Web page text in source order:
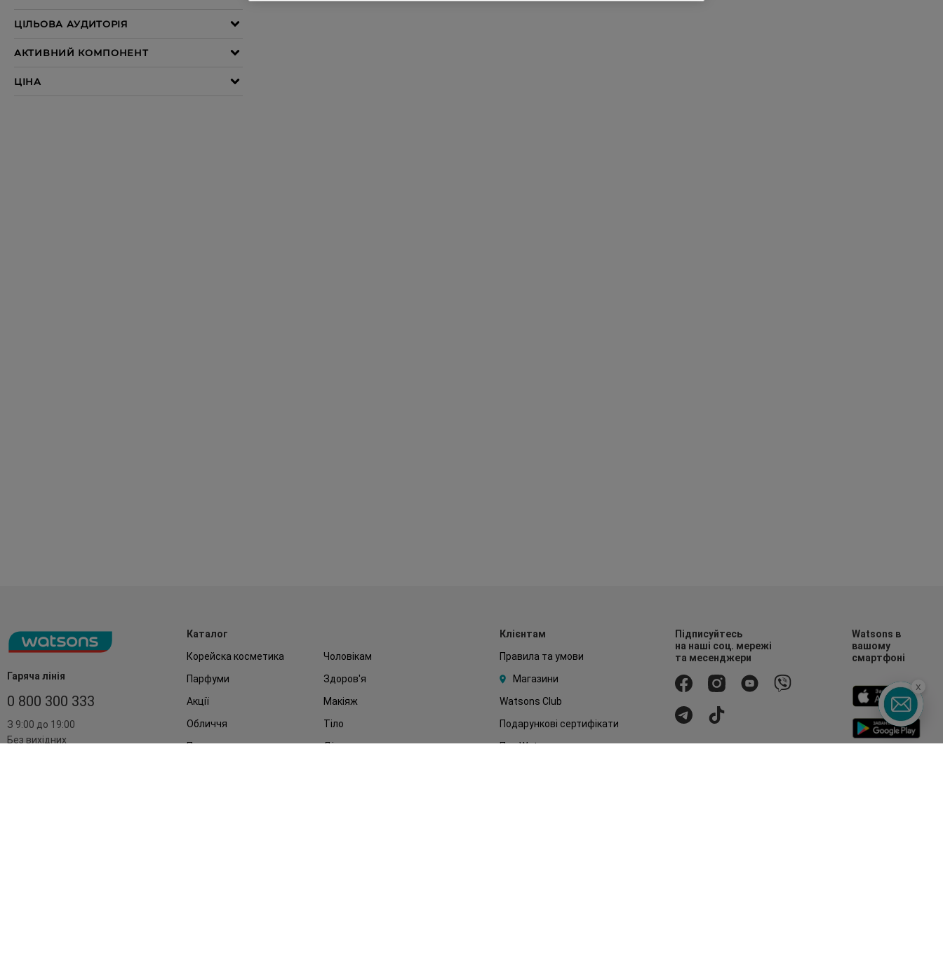
Гаряча лінія
0 800 300 333
З 9:00 до 19:00
Без вихідних
Каталог
Корейска косметика
Чоловікам
Парфуми
Здоров'я
Акції
Макіяж
Обличчя
Тіло
Подарунки
Діти
Клієнтам
Правила та умови
Магазини
Watsons Club
Подарункові сертифікати
Про Watsons
Підписуйтесь
на наші соц. мережі
та месенджери
Watsons в
вашому
смартфоні
x